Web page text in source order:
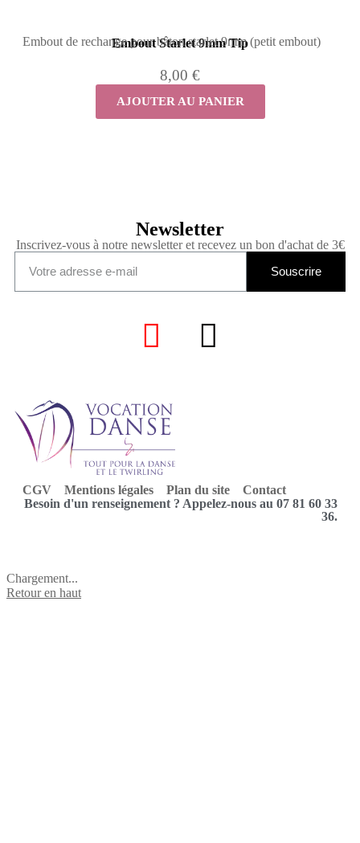
Embout Starlet 9mm Tip
Embout de rechange pour bâton starlet 9mm (petit embout)
8,00 €
AJOUTER AU PANIER
Newsletter
Inscrivez-vous à notre newsletter et recevez un bon d'achat de 3€
Souscrire
CGV Mentions légales Plan du site
Contact
Besoin d'un renseignement ? Appelez-nous au 07 81 60 33
36.
Chargement...
Retour en haut